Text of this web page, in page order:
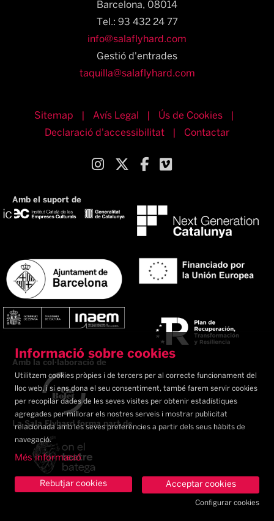
Barcelona, 08014​
Tel.: 93 432 24 77
info@salaflyhard.com
Gestió d'entrades
taquilla@salaflyhard.com
Sitemap Avís Legal Ús de Cookies
Declaració d'accessibilitat
Contactar
Link a instagram
Link a twitter
Link a facebook
Amb el suport de
Amb la col·laboració de
La Sala Flyhard forma part de
Informació sobre cookies
Utilitzem cookies pròpies i de tercers per al correcte funcionament del
lloc web, i si ens dona el seu consentiment, també farem servir cookies
per recopilar dades de les seves visites per obtenir estadístiques
agregades per millorar els nostres serveis i mostrar publicitat
relacionada amb les seves preferències a partir dels seus hàbits de
navegació.
Més informació
Acceptar cookies
Rebutjar cookies
Configurar cookies